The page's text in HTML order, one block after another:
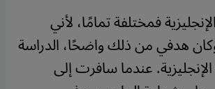
فمختلفة تمامًا، لأني
هدفي من ذلك واضحًا، الدراسة
عندما سافرت إلى